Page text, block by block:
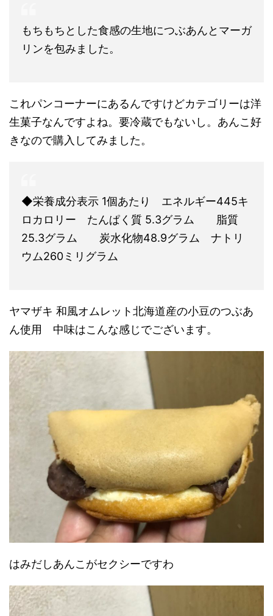
もちもちとした食感の生地につぶあんとマーガ
リンを包みました。
これパンコーナーにあるんですけどカテゴリーは洋
生菓子なんですよね。要冷蔵でもないし。あんこ好
きなので購入してみました。
◆栄養成分表示 1個あたり エネルギー445キ
ロカロリー たんぱく質 5.3グラム 脂質
25.3グラム 炭水化物48.9グラム ナトリ
ウム260ミリグラム
ヤマザキ 和風オムレット北海道産の小豆のつぶあ
ん使用 中味はこんな感じでございます。
はみだしあんこがセクシーですわ